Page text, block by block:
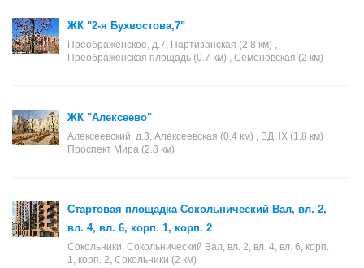
ЖК "2-я Бухвостова,7"
Преображенское, д.7, Партизанская (2.8 км) ,
Преображенская площадь (0.7 км) , Семеновская (2 км)
ЖК "Алексеево"
Алексеевский, д.3, Алексеевская (0.4 км) , ВДНХ (1.8 км) ,
Проспект Мира (2.8 км)
Стартовая площадка Сокольнический Вал, вл. 2,
вл. 4, вл. 6, корп. 1, корп. 2
Сокольники, Сокольнический Вал, вл. 2, вл. 4, вл. 6, корп.
1, корп. 2, Сокольники (2 км)